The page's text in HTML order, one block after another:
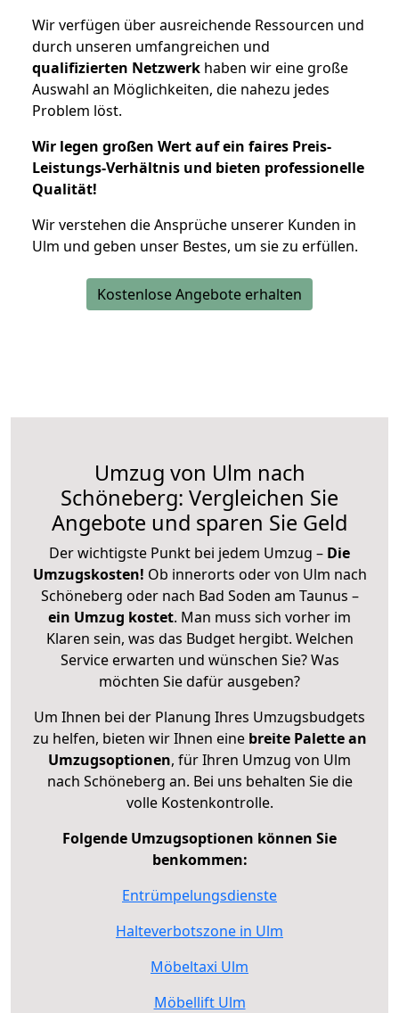
Wir verfügen über ausreichende Ressourcen und
durch unseren umfangreichen und
qualifizierten Netzwerk haben wir eine große
Auswahl an Möglichkeiten, die nahezu jedes
Problem löst.
Wir legen großen Wert auf ein faires Preis-
Leistungs-Verhältnis und bieten professionelle
Qualität!
Wir verstehen die Ansprüche unserer Kunden in
Ulm und geben unser Bestes, um sie zu erfüllen.
Kostenlose Angebote erhalten
Umzug von Ulm nach
Schöneberg: Vergleichen Sie
Angebote und sparen Sie Geld
Der wichtigste Punkt bei jedem Umzug – Die
Umzugskosten! Ob innerorts oder von Ulm nach
Schöneberg oder nach Bad Soden am Taunus –
ein Umzug kostet. Man muss sich vorher im
Klaren sein, was das Budget hergibt. Welchen
Service erwarten und wünschen Sie? Was
möchten Sie dafür ausgeben?
Um Ihnen bei der Planung Ihres Umzugsbudgets
zu helfen, bieten wir Ihnen eine breite Palette an
Umzugsoptionen, für Ihren Umzug von Ulm
nach Schöneberg an. Bei uns behalten Sie die
volle Kostenkontrolle.
Folgende Umzugsoptionen können Sie
benkommen:
Entrümpelungsdienste
Halteverbotszone in Ulm
Möbeltaxi Ulm
Möbellift Ulm